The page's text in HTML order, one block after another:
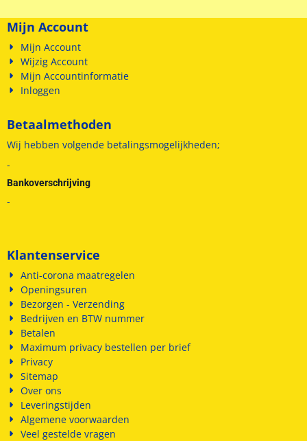
Mijn Account
Mijn Account
Wijzig Account
Mijn Accountinformatie
Inloggen
Betaalmethoden
Wij hebben volgende betalingsmogelijkheden;
-
Bankoverschrijving
-
Klantenservice
Anti-corona maatregelen
Openingsuren
Bezorgen - Verzending
Bedrijven en BTW nummer
Betalen
Maximum privacy bestellen per brief
Privacy
Sitemap
Over ons
Leveringstijden
Algemene voorwaarden
Veel gestelde vragen